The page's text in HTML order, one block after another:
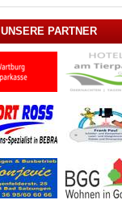
UNSERE PARTNER